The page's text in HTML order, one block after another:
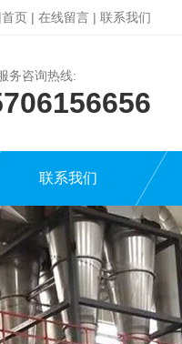
页 | 在线留言 | 联系我们
务咨询热线:
联系我们